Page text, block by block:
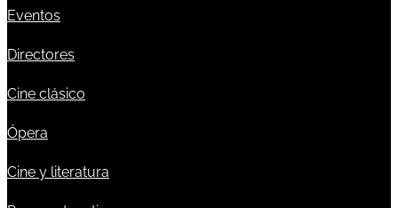
Eventos
Directores
Cine clásico
Ópera
Cine y literatura